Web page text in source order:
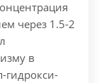
через 1.5-2
в
гидрокси-